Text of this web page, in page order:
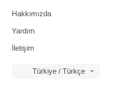
Hakkımızda
Yardım
İletişim
Türkiye / Türkçe